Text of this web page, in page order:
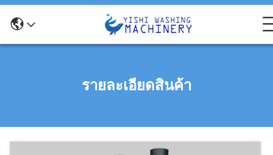
รายละเอียดสินค้า